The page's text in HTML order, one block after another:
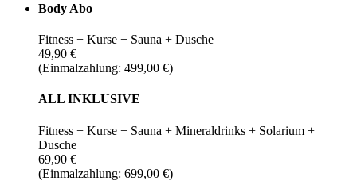
Body Abo
Fitness + Kurse + Sauna + Dusche
49,90 €
(Einmalzahlung: 499,00 €)
ALL INKLUSIVE
Fitness + Kurse + Sauna + Mineraldrinks + Solarium +
Dusche
69,90 €
(Einmalzahlung: 699,00 €)